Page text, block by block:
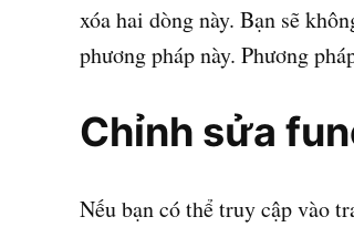
xóa hai dòng này. Bạn sẽ
phương pháp này. Phương
Chỉnh sửa
Nếu bạn có thể truy cập vào